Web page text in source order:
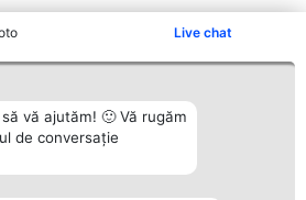
Live chat
vă ajutăm! 🙂 Vă rugăm
de conversație